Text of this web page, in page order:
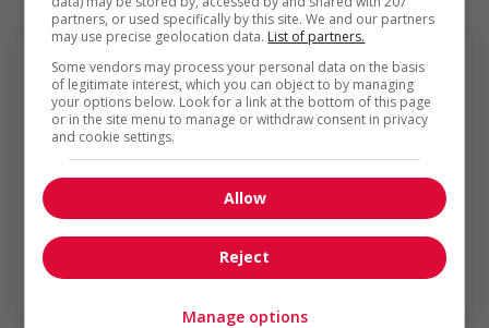
Services de Gestion Quantum Ltée
Depuis sa fondation à Montréal en 1968, Quantum a
acquis une renommée enviable et est devenue le
partenaire de ressources humaines de choix des
entreprises privées ou du domaine public. Notre mission
d’excellence et notre engagement indéfectible...
En savoir plus
partners, or used specifically by this site. We and our partners
may use precise geolocation data. List of partners.
Some vendors may process your personal data on the basis
of legitimate interest, which you can object to by managing
your options below. Look for a link at the bottom of this page
or in the site menu to manage or withdraw consent in privacy
and cookie settings.
Allow
Reject
Manage options